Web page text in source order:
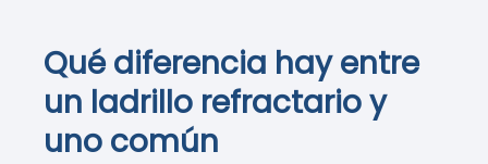
Qué diferencia hay entre
un ladrillo refractario y
uno común